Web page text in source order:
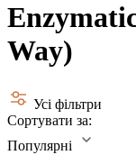
Way)
Усі фільтри
Сортувати за:
Популярні